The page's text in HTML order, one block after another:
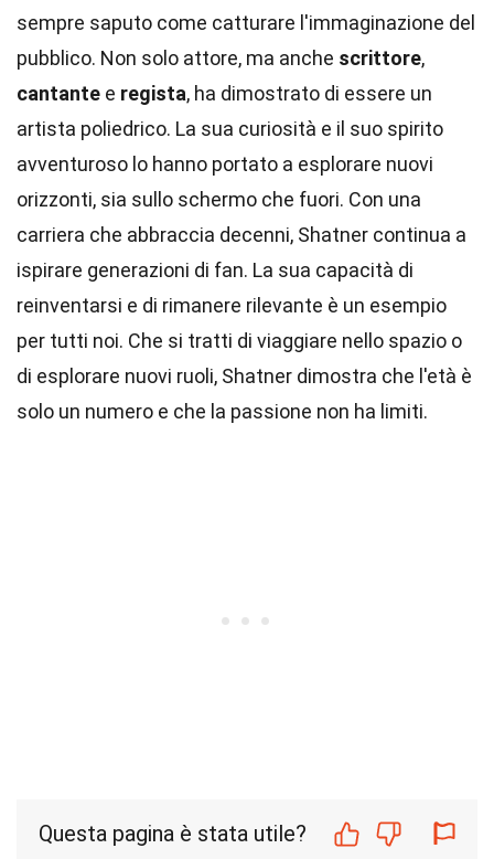
sempre saputo come catturare l'immaginazione del
pubblico. Non solo attore, ma anche scrittore,
cantante e regista, ha dimostrato di essere un
artista poliedrico. La sua curiosità e il suo spirito
avventuroso lo hanno portato a esplorare nuovi
orizzonti, sia sullo schermo che fuori. Con una
carriera che abbraccia decenni, Shatner continua a
ispirare generazioni di fan. La sua capacità di
reinventarsi e di rimanere rilevante è un esempio
per tutti noi. Che si tratti di viaggiare nello spazio o
di esplorare nuovi ruoli, Shatner dimostra che l'età è
solo un numero e che la passione non ha limiti.
Questa pagina è stata utile?